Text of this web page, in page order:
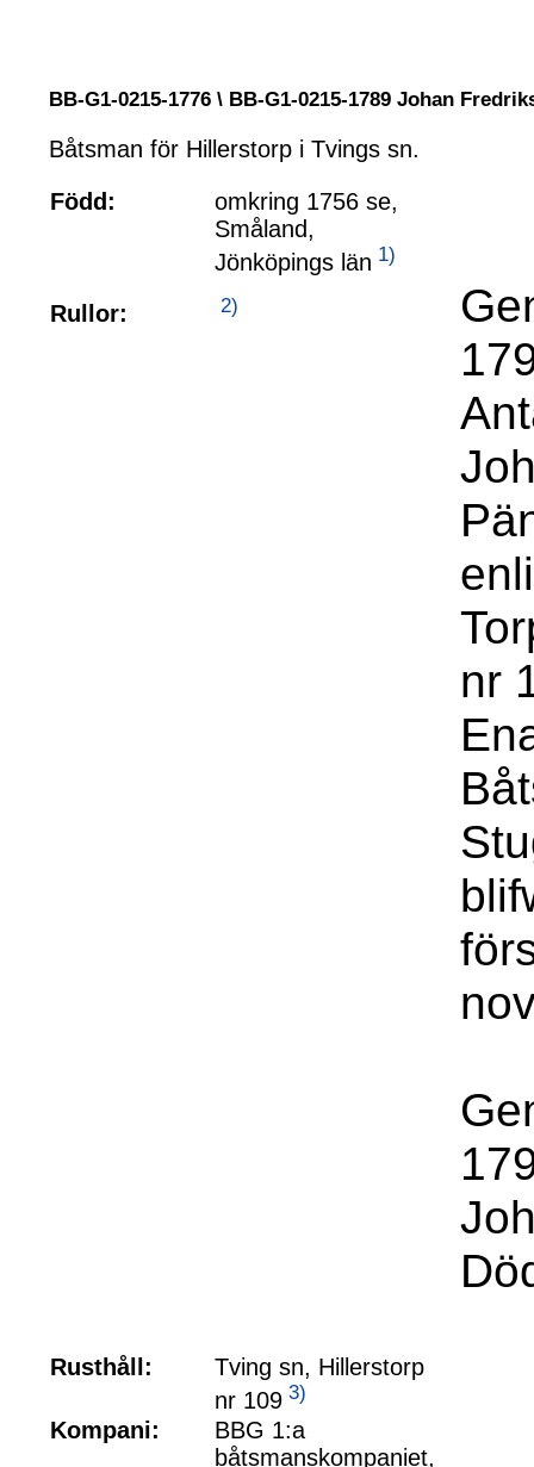
BB-G1-0215-1776 \ BB-G1-0215-1789 Johan
Båtsman för Hillerstorp i Tvings sn.
Född:
omkring 1756 se,
Småland,
Jönköpings län 1)
Rullor: 2)
nr
Rusthåll:
Tving sn, Hillerstorp
nr 109 3)
Kompani:
BBG 1:a
båtsmanskompaniet,